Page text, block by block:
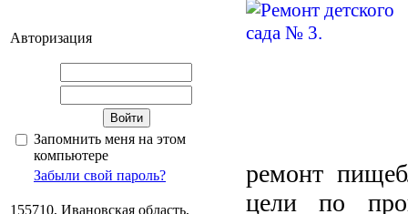
Авторизация
Запомнить меня на этом
компьютере
Забыли свой пароль?
155710, Ивановская область,
ремонт
цели по